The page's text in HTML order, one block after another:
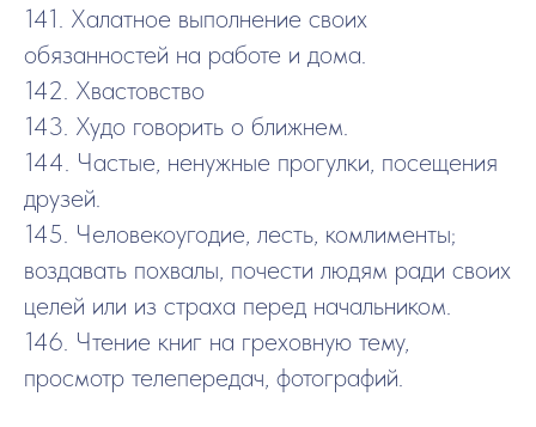
141. Халатное выполнение своих
обязанностей на работе и дома.
142. Хвастовство
143. Худо говорить о ближнем.
144. Частые, ненужные прогулки, посещения
друзей.
145. Человекоугодие, лесть, комлименты;
воздавать похвалы, почести людям ради своих
целей или из страха перед начальником.
146. Чтение книг на греховную тему,
просмотр телепередач, фотографий.